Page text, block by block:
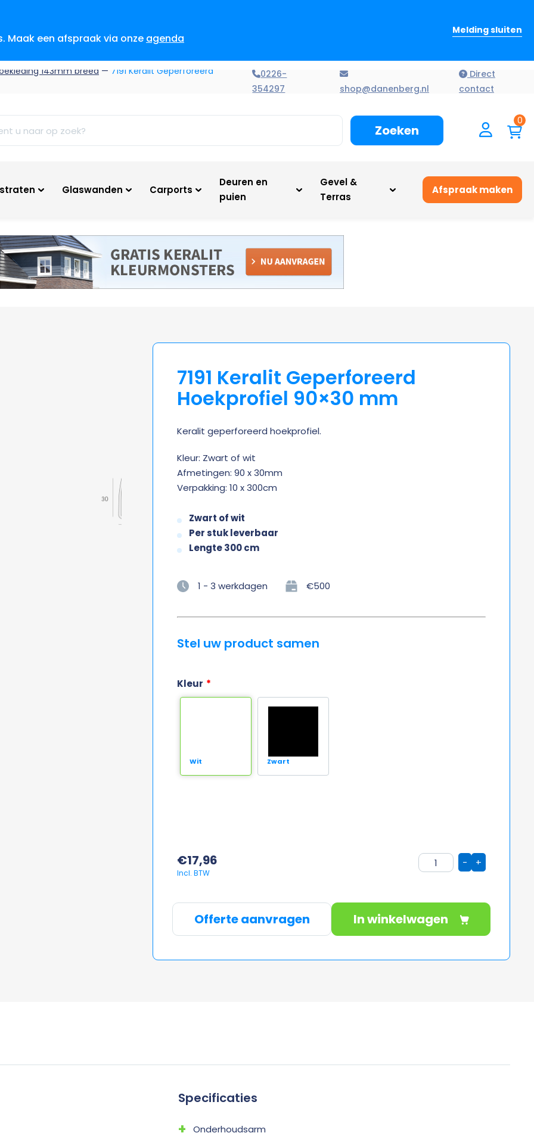
Maak een afspraak via onze agenda
Melding sluiten
143mm breed — 7191 Keralit Geperforeerd
0226-
354297
shop@danenberg.nl
Direct
contact
Zoeken
0
Glaswanden Carports
Deuren en
puien
Gevel &
Terras
Afspraak maken
7191 Keralit Geperforeerd
Hoekprofiel 90×30 mm
Keralit geperforeerd hoekprofiel.
Kleur: Zwart of wit
Afmetingen: 90 x 30mm
Verpakking: 10 x 300cm
Zwart of wit
Per stuk leverbaar
Lengte 300 cm
1 - 3 werkdagen €500
Stel uw product samen
*
Kleur
Wit Zwart
€17,96 +
-
Offerte aanvragen In winkelwagen
Specificaties
Onderhoudsarm